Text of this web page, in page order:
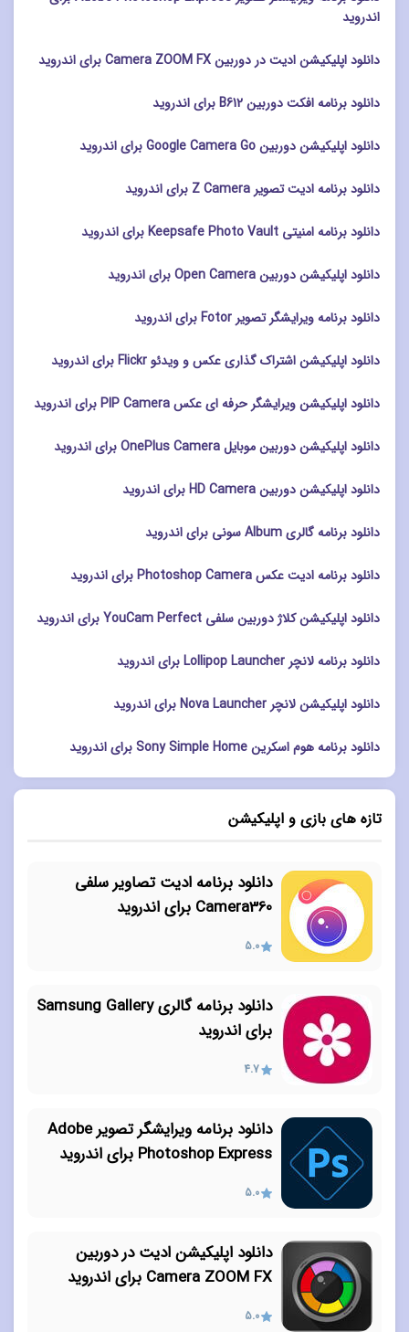
اندروید
دانلود اپلیکیشن ادیت در دوربین Camera ZOOM FX برای اندروید
دانلود برنامه افکت دوربین B612 برای اندروید
دانلود اپلیکیشن دوربین Google Camera Go برای اندروید
دانلود برنامه ادیت تصویر Z Camera برای اندروید
دانلود برنامه امنیتی Keepsafe Photo Vault برای اندروید
دانلود اپلیکیشن دوربین Open Camera برای اندروید
دانلود برنامه ویرایشگر تصویر Fotor برای اندروید
دانلود اپلیکیشن اشتراک گذاری عکس و ویدئو Flickr برای اندروید
دانلود اپلیکیشن ویرایشگر حرفه ای عکس PIP Camera برای اندروید
دانلود اپلیکیشن دوربین موبایل OnePlus Camera برای اندروید
دانلود اپلیکیشن دوربین HD Camera برای اندروید
دانلود برنامه گالری Album سونی برای اندروید
دانلود برنامه ادیت عکس Photoshop Camera برای اندروید
دانلود اپلیکیشن کلاژ دوربین سلفی YouCam Perfect برای اندروید
دانلود برنامه لانچر Lollipop Launcher برای اندروید
دانلود اپلیکیشن لانچر Nova Launcher برای اندروید
دانلود برنامه هوم اسکرین Sony Simple Home برای اندروید
تازه های بازی و اپلیکیشن
دانلود برنامه ادیت تصاویر سلفی
Camera360 برای اندروید
5.0
دانلود برنامه گالری Samsung Gallery
برای اندروید
4.7
دانلود برنامه ویرایشگر تصویر Adobe
Photoshop Express برای اندروید
5.0
دانلود اپلیکیشن ادیت در دوربین
Camera ZOOM FX برای اندروید
5.0